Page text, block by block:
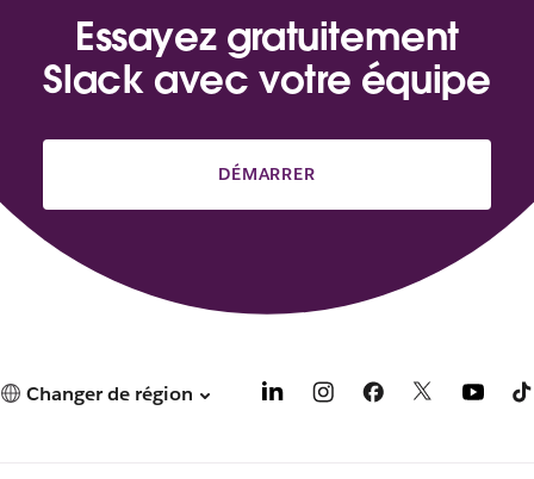
Essayez gratuitement
Slack avec votre équipe
DÉMARRER
Changer de région